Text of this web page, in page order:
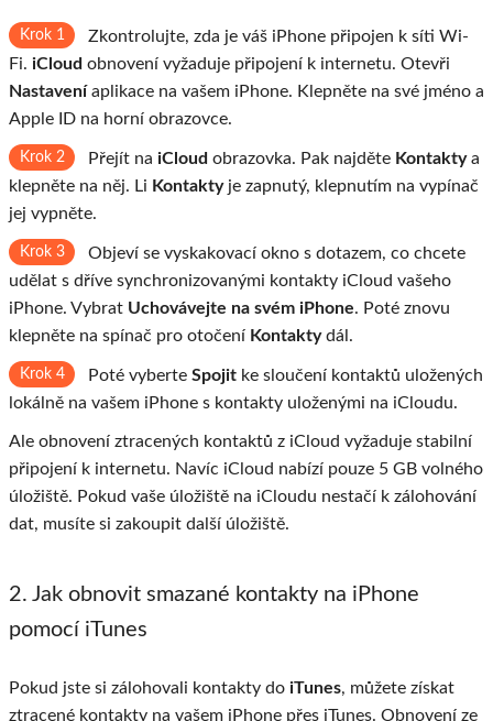
Krok 1
Zkontrolujte, zda je váš iPhone připojen k síti Wi-
Fi. iCloud obnovení vyžaduje připojení k internetu. Otevři
Nastaveníaplikace na vašem iPhone. Klepněte na své jméno a
Apple ID na horní obrazovce.
Krok 2 Přejít na iCloud obrazovka. Pak najděte Kontaktya
klepněte na něj. Li Kontaktyje zapnutý, klepnutím na vypínač
jej vypněte.
Krok 3
Objeví se vyskakovací okno s dotazem, co chcete
udělat s dříve synchronizovanými kontakty iCloud vašeho
iPhone. Vybrat Uchovávejte na svém iPhone. Poté znovu
klepněte na spínač pro otočení Kontaktydál.
Krok 4 Poté vyberte Spojit ke sloučení kontaktů uložených
lokálně na vašem iPhone s kontakty uloženými na iCloudu.
Ale obnovení ztracených kontaktů z iCloud vyžaduje stabilní
připojení k internetu. Navíc iCloud nabízí pouze 5 GB volného
úložiště. Pokud vaše úložiště na iCloudu nestačí k zálohování
dat, musíte si zakoupit další úložiště.
2. Jak obnovit smazané kontakty na iPhone
pomocí iTunes
Pokud jste si zálohovali kontakty do iTunes, můžete získat
ztracené kontakty na vašem iPhone přes iTunes. Obnovení ze